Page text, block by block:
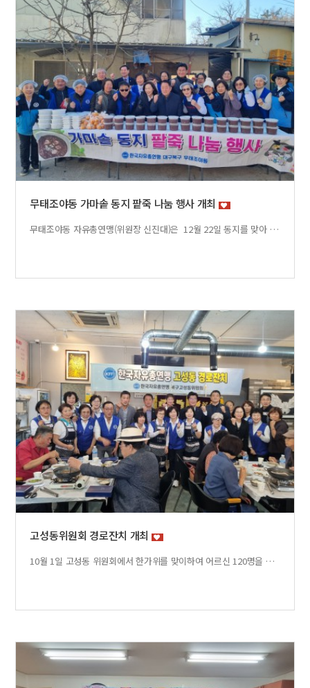
무태조야동 가마솥 동지 팥죽 나눔 행사 개최
무태조야동 자유총연맹(위원장 신진대)은 12월 22일 동지를 맞아 ‘가마솥 동지팥죽 나눔행사’를 진행하며 가마솥에 정성껏 쑨 팥죽과 시루떡, 과일등을 준비하여 관내 저소득 50세대에 전달하였습니다.
고성동위원회 경로잔치 개최
10월 1일 고성동 위원회에서 한가위를 맞이하여 어르신 120명을 초청해 소불고기전골, 잡채, 떡, 버서튀김등 정성을 다해 준비한 상차림으로 대접하였습니다.